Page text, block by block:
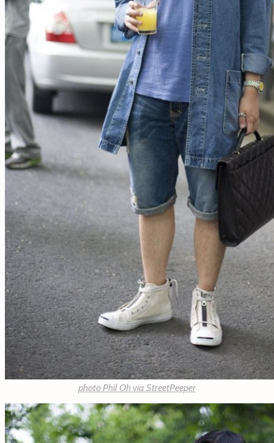
photo Phil Oh via StreetPeeper